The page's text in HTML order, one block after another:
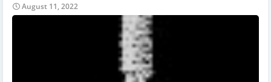
August 11, 2022